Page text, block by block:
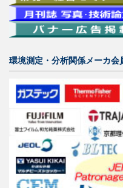
環境測定・分析関係メーカ会